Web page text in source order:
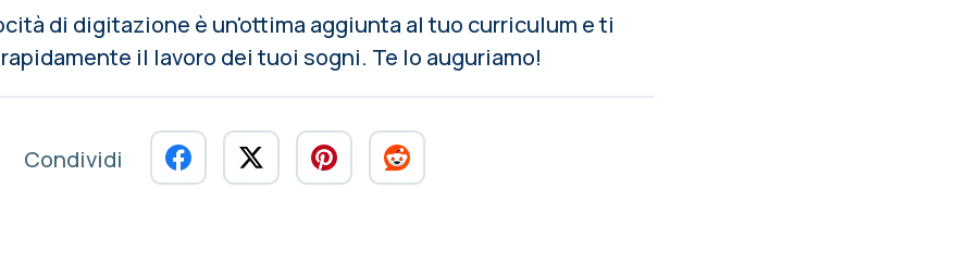
di digitazione è un'ottima aggiunta al tuo curriculum e ti
il lavoro dei tuoi sogni. Te lo auguriamo!
Condividi